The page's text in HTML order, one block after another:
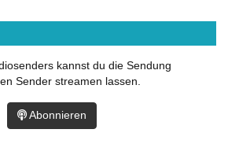
kannst du die Sendung
Sender streamen lassen.
Abonnieren